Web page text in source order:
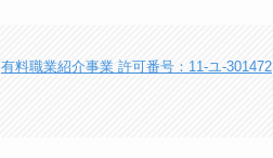
有料職業紹介事業 許可番号：11-ユ-301472